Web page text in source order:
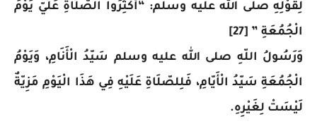
لِقَوْلِهِ صلى الله عليه وسلم: “أَكْثِرُوا الصّلَاةِ عَلَيّ يَوْمَ
الْجُمُعَةِ ” [27]
وَرَسُولُ اللّهِ صلى الله عليه وسلم سَيّدُ الْأَنَامِ، وَيَوْمُ
الْجُمُعَةِ سَيّدُ الْأَيّامِ، فَلِلصّلَاةِ عَلَيْهِ فِي هَذَا الْيَوْمِ مَزِيّةٌ
لَيْسَتْ لِغَيْرِهِ.